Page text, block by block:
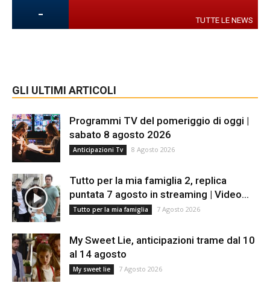
- TUTTE LE NEWS
GLI ULTIMI ARTICOLI
Programmi TV del pomeriggio di oggi |
sabato 8 agosto 2026
Anticipazioni Tv 8 Agosto 2026
Tutto per la mia famiglia 2, replica
puntata 7 agosto in streaming | Video...
Tutto per la mia famiglia 7 Agosto 2026
My Sweet Lie, anticipazioni trame dal 10
al 14 agosto
My sweet lie 7 Agosto 2026